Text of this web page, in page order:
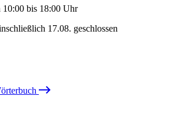
bis 18:00 Uhr
17.08. geschlossen